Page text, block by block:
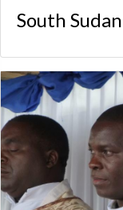
South Sudan